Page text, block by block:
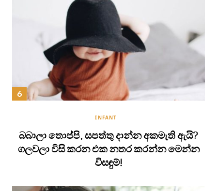
INFANT
බබාලා තොප්පි, සපත්තු දාන්න අකමැති ඇයි?
ගලවලා විසි කරන එක නතර කරන්න මෙන්න
විසඳුම්!